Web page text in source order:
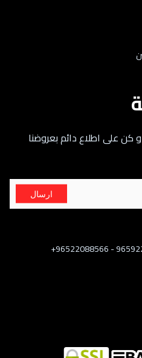
و كن على اطلاع دائم بعروضنا
ارسال